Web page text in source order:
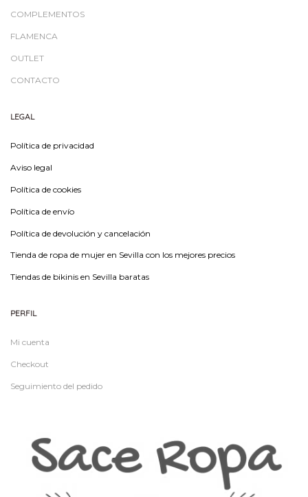
COMPLEMENTOS
FLAMENCA
OUTLET
CONTACTO
LEGAL
Política de privacidad
Aviso legal
Política de cookies
Política de envío
Política de devolución y cancelación
Tienda de ropa de mujer en Sevilla con los mejores precios
Tiendas de bikinis en Sevilla baratas
PERFIL
Mi cuenta
Checkout
Seguimiento del pedido